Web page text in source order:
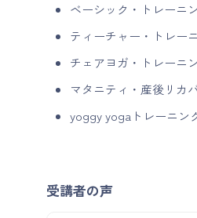
ベーシック・トレーニ
ティーチャー・トレー
チェアヨガ・トレーニ
マタニティ・産後リカ
yoggy yogaトレーニン
受講者の声